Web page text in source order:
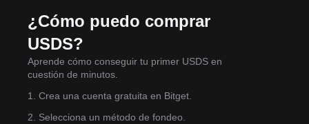
¿Cómo puedo comprar
USDS?
Aprende cómo conseguir tu primer USDS en
cuestión de minutos.
1. Crea una cuenta gratuita en Bitget.
2. Selecciona un método de fondeo.